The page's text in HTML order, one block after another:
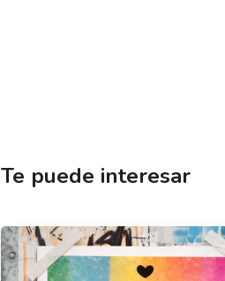
Te puede interesar